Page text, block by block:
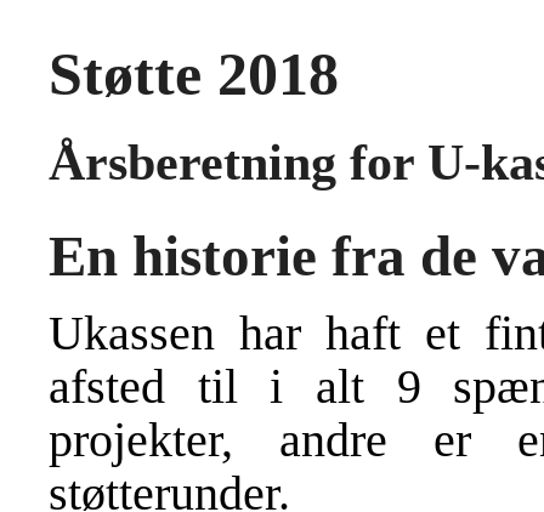
Støtte 2018
Årsberetning for U-
En historie fra de
Ukassen har haft et
afsted til i alt 9
projekter, andre er
støtterunder.